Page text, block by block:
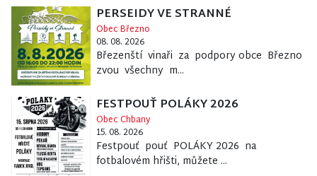
PERSEIDY VE STRANNÉ
Obec Březno
08. 08. 2026
Březenští vinaři za podpory obce Březno
zvou všechny m...
FESTPOUŤ POLÁKY 2026
Obec Chbany
15. 08. 2026
Festpouť pouť POLÁKY 2026 na
fotbalovém hřišti, můžete ...